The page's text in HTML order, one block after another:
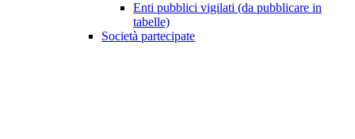
Enti pubblici vigilati (da pubblicare in
tabelle)
Società partecipate